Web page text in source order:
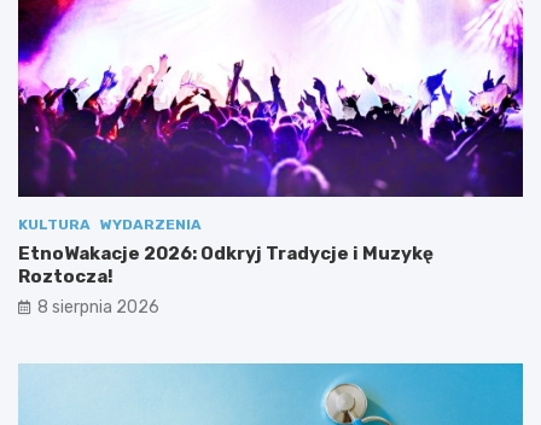
ł
a
2
.
KULTURA WYDARZENIA
EtnoWakacje 2026: Odkryj Tradycje i Muzykę
Roztocza!
8 sierpnia 2026